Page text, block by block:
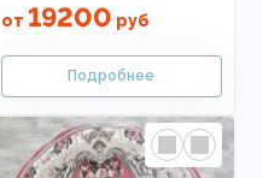
от 19200 руб